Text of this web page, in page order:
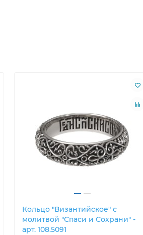
Кольцо "Византийское" с
молитвой "Спаси и Сохрани" -
арт. 108.5091